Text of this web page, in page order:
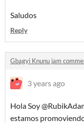
Saludos
Reply
Gbagyi Knunu jam
3 years ago
Hola Soy
estamos